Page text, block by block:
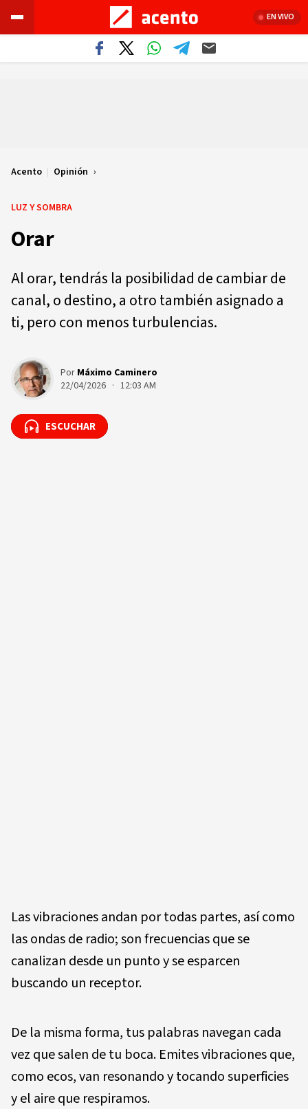
EN VIVO
Acento | Opinión
LUZ Y SOMBRA
Orar
Al orar, tendrás la posibilidad de cambiar de
canal, o destino, a otro también asignado a
ti, pero con menos turbulencias.
Por Máximo Caminero
22/04/2026 · 12:03 AM
ESCUCHAR
ESCUCHAR
Las vibraciones andan por todas partes, así como
las ondas de radio; son frecuencias que se
canalizan desde un punto y se esparcen
buscando un receptor.
De la misma forma, tus palabras navegan cada
vez que salen de tu boca. Emites vibraciones que,
como ecos, van resonando y tocando superficies
y el aire que respiramos.